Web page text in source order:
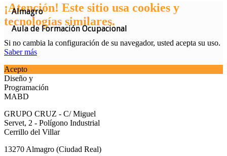
Almagro
Aula de Formación Ocupacional
Almagro
Aula de Formación Ocupacional
¡Atención! Este sitio usa cookies y
tecnologías similares.
Si no cambia la configuración de su navegador, usted acepta su uso.
Saber más
Acepto
Diseño y
Programación
MABD
GRUPO CRUZ - C/ Miguel
Servet, 2 - Polígono Industrial
Cerrillo del Villar
13270 Almagro (Ciudad Real)